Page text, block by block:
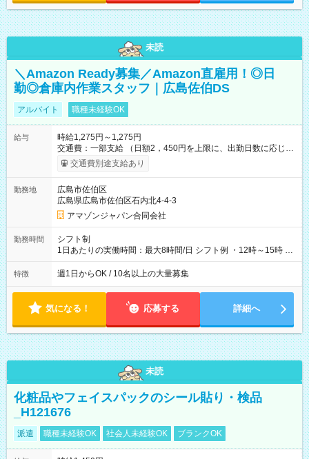
未読
＼Amazon Ready募集／Amazon直雇用！◎日
勤◎倉庫内作業スタッフ｜広島佐伯DS
アルバイト 職種未経験OK
給与
時給1,275円～1,275円
交通費：一部支給 （日額2，450円を上限に、出勤日数に応じて
実費支給） ※22:00～翌5:00までは時給25%UP！ ■給与前払い
制度あり ※前払い額の上限あり、手数料無料（Amazon負担）
交通費別途支給あり
勤務地
広島市佐伯区
広島県広島市佐伯区石内北4-4-3
アマゾンジャパン合同会社
勤務時間
シフト制
1日あたりの実働時間：最大8時間/日 シフト例 ・12時～15時 入
社後、就業可能シフトをご確認の上、申請してください。
特徴 週1日からOK / 10名以上の大量募集
気になる！ 応募する 詳細へ
未読
化粧品やフェイスパックのシール貼り・検品
_H121676
派遣 職種未経験OK 社会人未経験OK ブランクOK